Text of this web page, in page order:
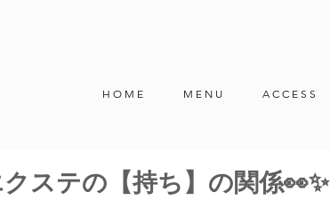
H O M E M E N U A C C E S S
ステの【持ち】の関係👀✨